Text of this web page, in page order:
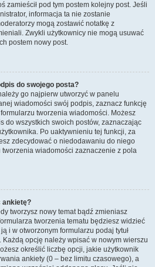
zamieścił pod tym postem kolejny post. Jeśli
informacja ta nie zostanie
mogą zostawić notatkę z
Zwykli użytkownicy nie mogą usuwać
postem nowy post.
do swojego posta?
go najpierw utworzyć w panelu
wiadomości swój podpis, zaznacz funkcję
tworzenia wiadomości. Możesz
do wszystkich swoich postów, zaznaczając
Po uaktywnieniu tej funkcji, za
zdecydować o niedodawaniu do niego
wiadomości zaznaczenie z pola
ankietę?
tworzysz nowy temat bądź zmieniasz
tworzenia tematu będziesz widzieć
i w otworzonym formularzu podaj tytuł
opcję należy wpisać w nowym wierszu
określić liczbę opcji, jakie użytkownik
ankiety (0 – bez limitu czasowego), a